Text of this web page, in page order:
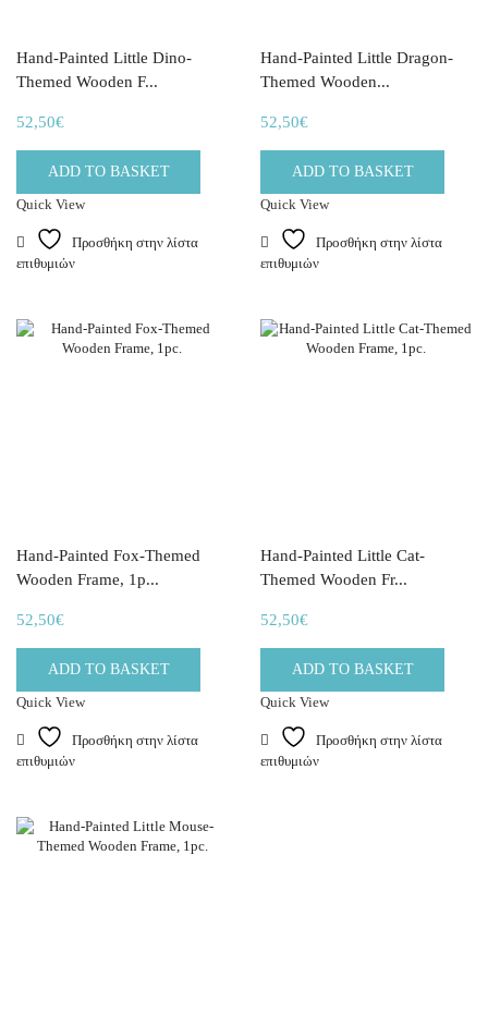
Hand-Painted Little Dino-
Themed Wooden F...
52,50€
ADD TO BASKET
Quick View
Προσθήκη στην λίστα
επιθυμιών
Hand-Painted Little Dragon-
Themed Wooden...
52,50€
ADD TO BASKET
Quick View
Προσθήκη στην λίστα
επιθυμιών
Hand-Painted Fox-Themed
Wooden Frame, 1p...
52,50€
ADD TO BASKET
Quick View
Προσθήκη στην λίστα
επιθυμιών
Hand-Painted Little Cat-
Themed Wooden Fr...
52,50€
ADD TO BASKET
Quick View
Προσθήκη στην λίστα
επιθυμιών